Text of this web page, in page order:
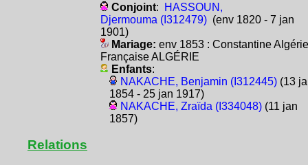
Conjoint:
HASSOUN,
Djermouma (I312479)(env 1820 - 7 jan
1901)
Mariage: env 1853 : Constantine Algérie
Française ALGÉRIE
Enfants:
NAKACHE, Benjamin (I312445)(13
1854 - 25 jan 1917)
NAKACHE, Zraïda (I334048)(11 jan
1857)
Relations